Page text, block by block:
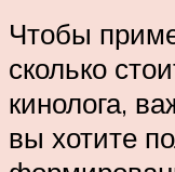
Чтобы
сколько
кинолога,
вы хотите